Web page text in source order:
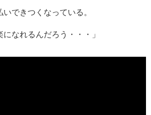
できつくなっている。
になれるんだろう・・・」